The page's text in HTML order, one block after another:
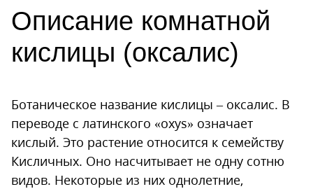
Описание комнатной
кислицы (оксалис)
Ботаническое название кислицы – оксалис. В
переводе с латинского «oxys» означает
кислый. Это растение относится к семейству
Кисличных. Оно насчитывает не одну сотню
видов. Некоторые из них однолетние,